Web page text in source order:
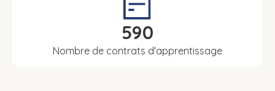
590
Nombre de contrats d'apprentissage